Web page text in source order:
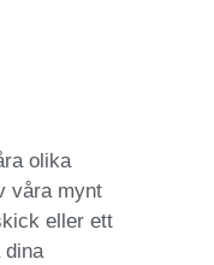
olika
våra mynt
eller ett
dina